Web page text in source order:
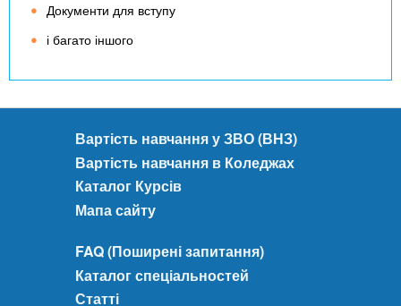
Документи для вступу
і багато іншого
Вартість навчання у ЗВО (ВНЗ)
Вартість навчання в Коледжах
Каталог Курсів
Мапа сайту
FAQ (Поширені запитання)
Каталог спеціальностей
Статті